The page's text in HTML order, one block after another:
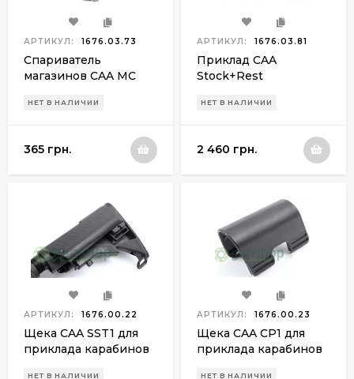
АРТИКУЛ: 1676.03.73
Спариватель
магазинов CAA MC
НЕТ В НАЛИЧИИ
365 грн.
АРТИКУЛ: 1676.03.81
Приклад CAA
Stock+Rest
без трубки)
НЕТ В НАЛИЧИИ
2 460 грн.
АРТИКУЛ: 1676.00.22
Щека CAA SST1 для
приклада карабинов
НЕТ В НАЛИЧИИ
АРТИКУЛ: 1676.00.23
Щека CAA CP1 для
приклада карабинов
НЕТ В НАЛИЧИИ